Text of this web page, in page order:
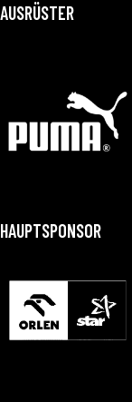
AUSRÜSTER
HAUPTSPONSOR